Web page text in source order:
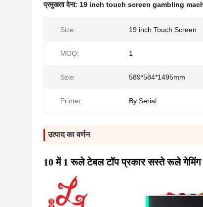
प्रमुखता देना: 19 inch touch screen gambling
Size: 19 inch Touch Screen
MOQ: 1
Szie: 589*584*1495mm
Printer: By Serial
उत्पाद का वर्णन
10 में 1 रूले टेबल टॉप प्रकार सस्ते रूले गेमिंग